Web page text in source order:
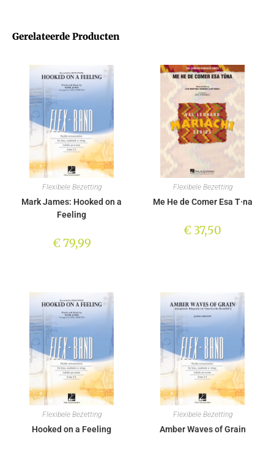
Gerelateerde Producten
Flexibele Bezetting
Mark James: Hooked on a
Feeling
€79,99
Flexibele Bezetting
Me He de Comer Esa T·na
€ 37,50
Flexibele Bezetting
Hooked on a Feeling
Flexibele Bezetting
Amber Waves of Grain